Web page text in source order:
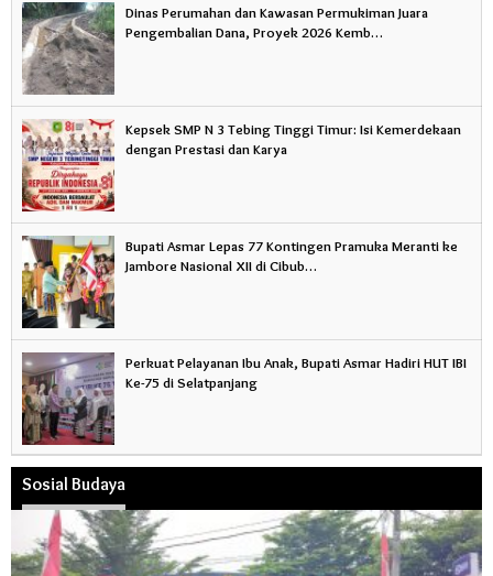
Dinas Perumahan dan Kawasan Permukiman Juara
Pengembalian Dana, Proyek 2026 Kemb…
Kepsek SMP N 3 Tebing Tinggi Timur: Isi Kemerdekaan
dengan Prestasi dan Karya
Bupati Asmar Lepas 77 Kontingen Pramuka Meranti ke
Jambore Nasional XII di Cibub…
Perkuat Pelayanan Ibu Anak, Bupati Asmar Hadiri HUT IBI
Ke-75 di Selatpanjang
Sosial Budaya